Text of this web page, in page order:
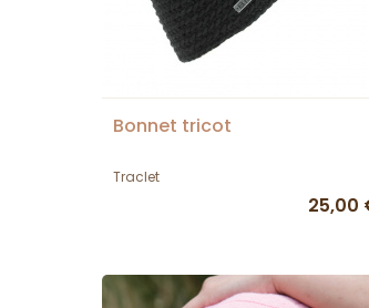
Bonnet tricot
Traclet
25,00